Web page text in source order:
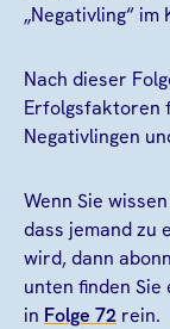
„Negativling“
Nach dieser
Erfolgsfaktoren
Negativlingen
Wenn Sie
dass jemand zu
wird, dann
unten finden Sie
in Folge 72 rein.